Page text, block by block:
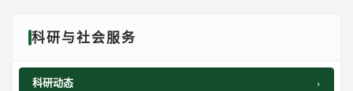
科研与社会服务
科研动态